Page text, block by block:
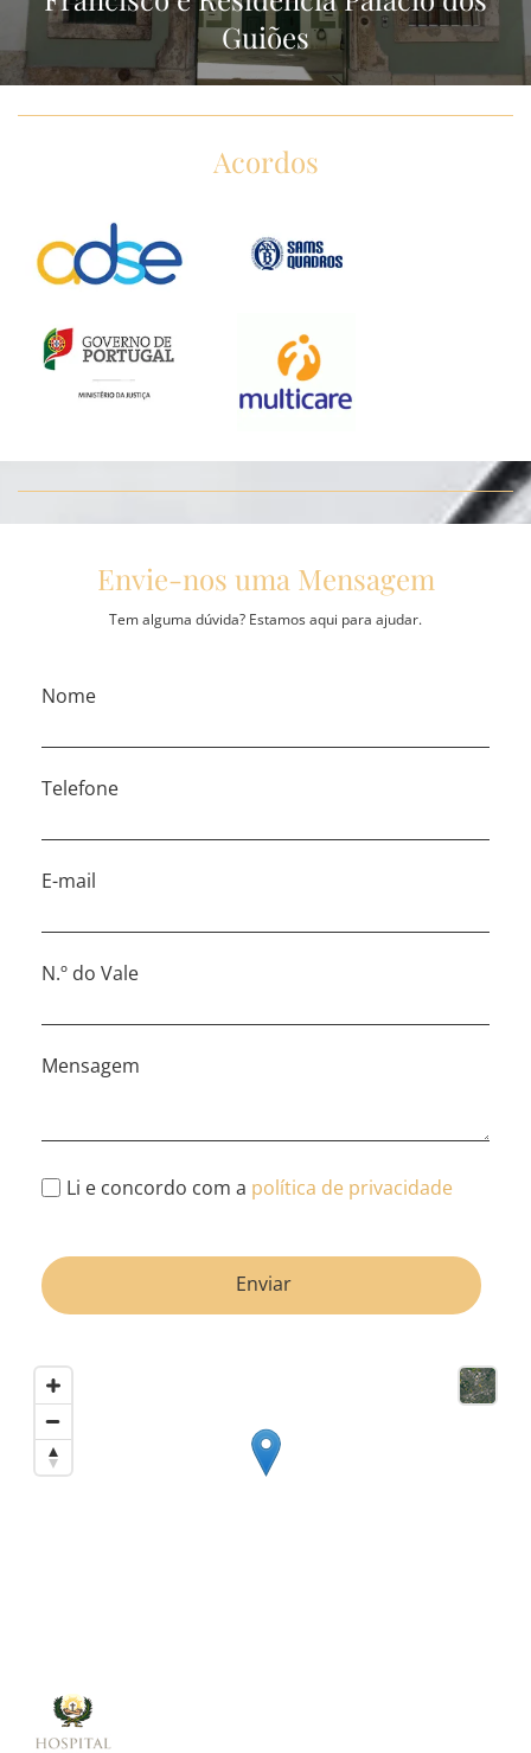
Guiões
Acordos
Envie-nos uma Mensagem
Tem alguma dúvida? Estamos aqui para ajudar.
Nome
Telefone
E-mail
N.º do Vale
Mensagem
Li e concordo com a política de privacidade